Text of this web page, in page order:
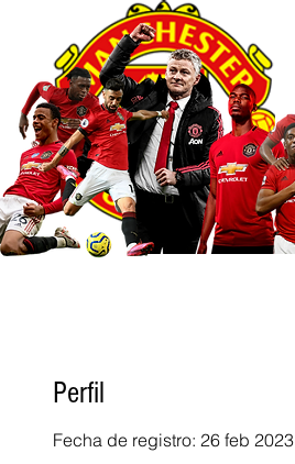
Perfil
Fecha de registro: 26 feb 2023